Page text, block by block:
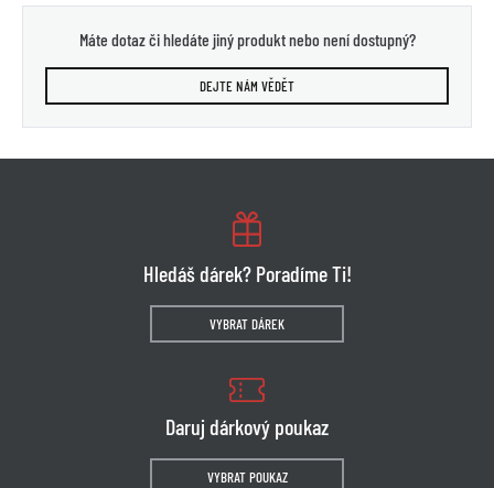
Máte dotaz či hledáte jiný produkt nebo není dostupný?
DEJTE NÁM VĚDĚT
Hledáš dárek? Poradíme Ti!
VYBRAT DÁREK
Daruj dárkový poukaz
VYBRAT POUKAZ